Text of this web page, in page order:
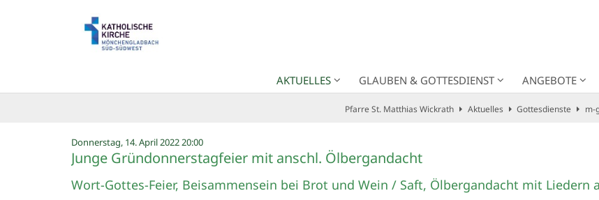
AKTUELLES GLAUBEN & GOTTESDIENST ANGEBOTE
Pfarre St. Matthias Wickrath Aktuelles Gottesdienste m-
Donnerstag, 14. April 2022 20:00:
Junge Gründonnerstagfeier mit anschl. Ölbergandacht
Wort-Gottes-Feier, Beisammensein bei Brot und Wein / Saft, Ölbergandacht mit Liedern